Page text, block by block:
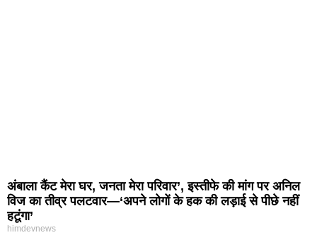
अंबाला कैंट मेरा घर, जनता मेरा परिवार’, इस्तीफे की मांग पर अनिल
विज का तीव्र पलटवार—‘अपने लोगों के हक की लड़ाई से पीछे नहीं
हटूंगा’
himdevnews